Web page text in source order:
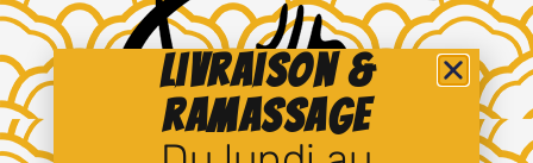
Livraison &
ramassage